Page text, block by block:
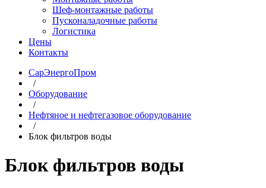
Шеф-монтажные работы
Пусконаладочные работы
Логистика
Цены
Контакты
СарЭнергоПром
/
Оборудование
/
Нефтяное и нефтегазовое оборудование
/
Блок фильтров воды
Блок фильтров воды